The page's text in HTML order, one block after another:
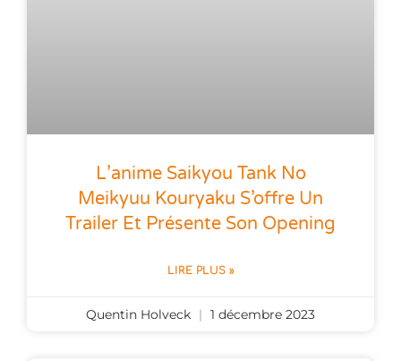
L’anime Saikyou Tank No
Meikyuu Kouryaku S’offre Un
Trailer Et Présente Son Opening
LIRE PLUS »
Quentin Holveck 1 décembre 2023